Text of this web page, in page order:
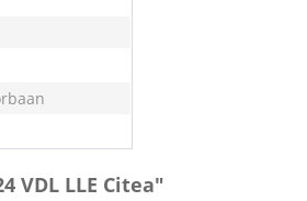
VDL LLE Citea"